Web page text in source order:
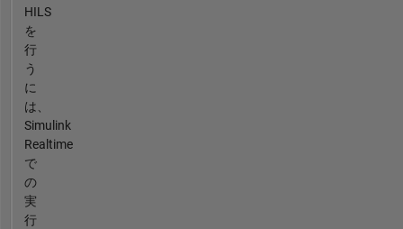
HILS
を
行
う
に
は、
Simulink
Realtime
で
の
実
行